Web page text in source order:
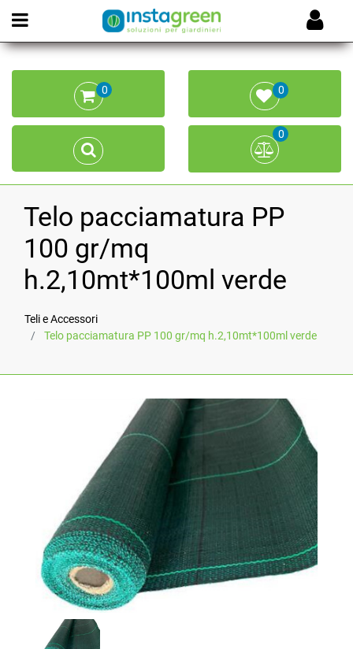
Open menu
0 0
0
Telo pacciamatura PP
100 gr/mq
h.2,10mt*100ml verde
Teli e Accessori
Telo pacciamatura PP 100 gr/mq h.2,10mt*100ml verde